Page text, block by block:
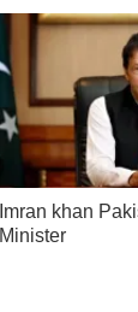
Imran khan
Minister